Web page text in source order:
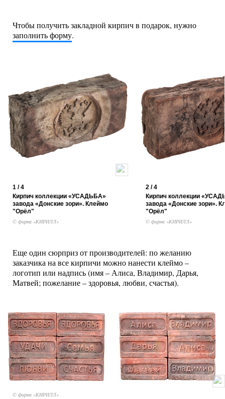
Чтобы получить закладной кирпич в подарок, нужно
заполнить форму.
1 / 4
Кирпич коллекции «УСАДЬБА»
завода «Донские зори». Клеймо
"Орёл"
© фирма «КИРИЛЛ»
2 / 4
Кирпич коллекции
завода «Донские зори».
"Орёл"
© фирма «КИРИЛЛ»
Еще один сюрприз от производителей: по желанию
заказчика на все кирпичи можно нанести клеймо –
логотип или надпись (имя – Алиса, Владимир, Дарья,
Матвей; пожелание – здоровья, любви, счастья).
© фирма «КИРИЛЛ»